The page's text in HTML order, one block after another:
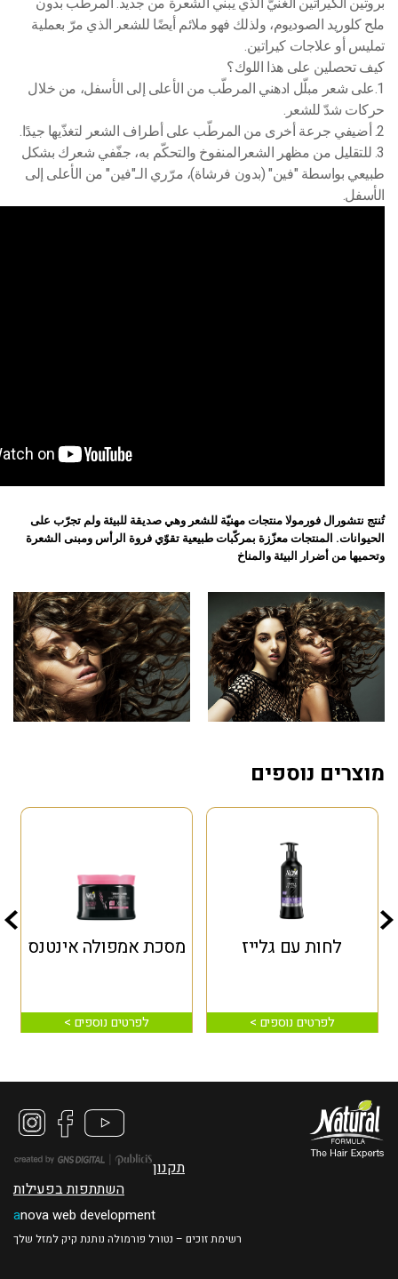
ملح كلوريد الصوديوم، ولذلك فهو ملائم أيضًا للشعر الذي مرّ بعملية
تمليس أو علاجات كيراتين.
كيف تحصلين على هذا اللوك؟
1.على شعر مبلّل ادهني المرطّب من الأعلى إلى الأسفل، من خلال
حركات شدّ للشعر.
2. أضيفي جرعة أخرى من المرطّب على أطراف الشعر لتغذّيها جيدًا.
3. للتقليل من مظهر الشعرالمنفوخ والتحكّم به، جفّفي شعرك بشكل
طبيعي بواسطة "فين" (بدون فرشاة)، مرّري الـ"فين" من الأعلى إلى
الأسفل.
تُنتج نتشورال فورمولا منتجات مهنيّة للشعر وهي صديقة للبيئة ولم تجرّب على
الحيوانات. المنتجات معزّزة بمركّبات طبيعية تقوّي فروة الرأس ومبنى الشعرة
وتحميها من أضرار البيئة والمناخ
מוצרים נוספים
לחות עם גלייז
לפרטים נוספים >
מסכת אמפולה אינטנס
לפרטים נוספים >
תקנון
השתתפות בפעילות
anova web development
רשימת זוכים – נטורל פורמולה נותנת קיק למזל שלך